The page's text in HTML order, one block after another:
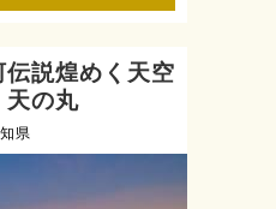
説煌めく天空
の丸
県